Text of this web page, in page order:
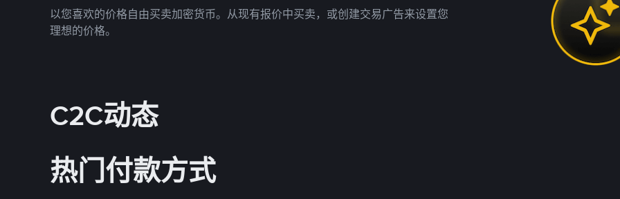
以您喜欢的价格自由买卖加密货币。从现有报价中买卖，或创建交易广告来设置您
理想的价格。
C2C动态
热门付款方式